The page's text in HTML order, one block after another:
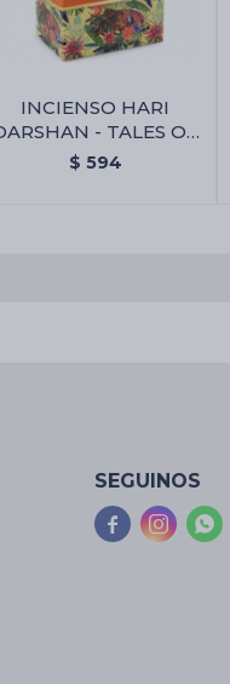
INCIENSO HARI
- TALES OF
CAJA X12 - Caja
$ 594
SEGUINOS
  